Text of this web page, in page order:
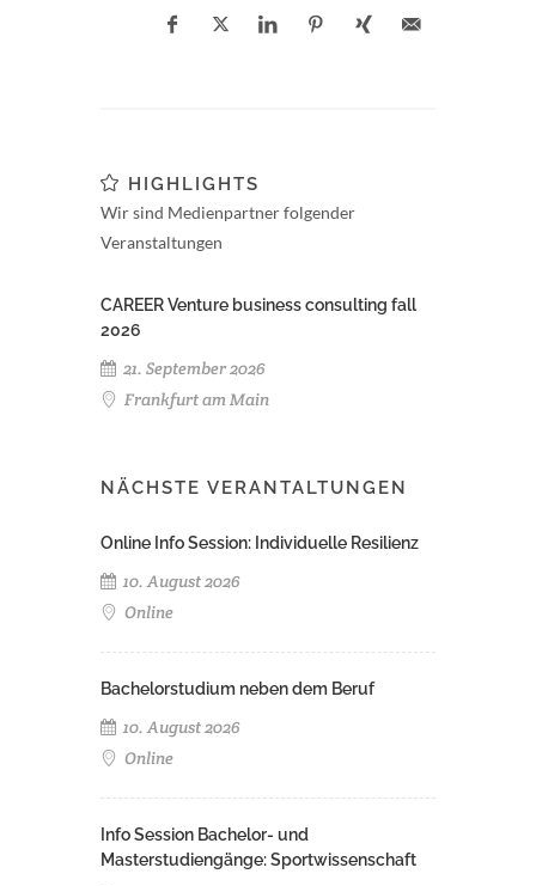
HIGHLIGHTS
Wir sind Medienpartner folgender
Veranstaltungen
CAREER Venture business consulting fall
2026
21. September 2026
Frankfurt am Main
NÄCHSTE VERANTALTUNGEN
Online Info Session: Individuelle Resilienz
10. August 2026
Online
Bachelorstudium neben dem Beruf
10. August 2026
Online
Info Session Bachelor- und
Masterstudiengänge: Sportwissenschaft